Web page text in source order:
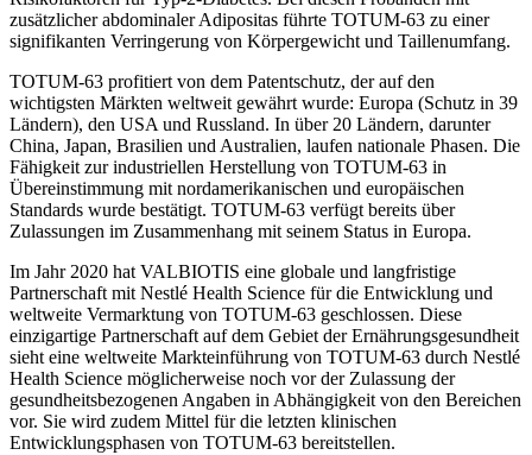
zusätzlicher abdominaler Adipositas führte TOTUM-63 zu einer
signifikanten Verringerung von Körpergewicht und Taillenumfang.
TOTUM-63 profitiert von dem Patentschutz, der auf den
wichtigsten Märkten weltweit gewährt wurde: Europa (Schutz in 39
Ländern), den USA und Russland. In über 20 Ländern, darunter
China, Japan, Brasilien und Australien, laufen nationale Phasen. Die
Fähigkeit zur industriellen Herstellung von TOTUM-63 in
Übereinstimmung mit nordamerikanischen und europäischen
Standards wurde bestätigt. TOTUM-63 verfügt bereits über
Zulassungen im Zusammenhang mit seinem Status in Europa.
Im Jahr 2020 hat VALBIOTIS eine globale und langfristige
Partnerschaft mit Nestlé Health Science für die Entwicklung und
weltweite Vermarktung von TOTUM-63 geschlossen. Diese
einzigartige Partnerschaft auf dem Gebiet der Ernährungsgesundheit
sieht eine weltweite Markteinführung von TOTUM-63 durch Nestlé
Health Science möglicherweise noch vor der Zulassung der
gesundheitsbezogenen Angaben in Abhängigkeit von den Bereichen
vor. Sie wird zudem Mittel für die letzten klinischen
Entwicklungsphasen von TOTUM-63 bereitstellen.